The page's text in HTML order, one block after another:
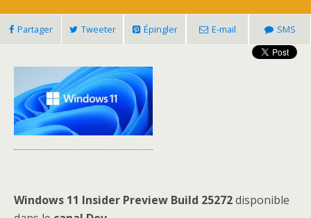
Partager Tweeter Épingler E-mail SMS
Windows 11 Insider Preview Build 25272disponible